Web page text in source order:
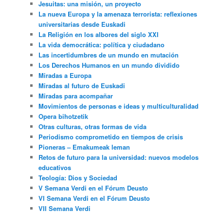
Jesuitas: una misión, un proyecto
La nueva Europa y la amenaza terrorista: reflexiones
universitarias desde Euskadi
La Religión en los albores del siglo XXI
La vida democrática: política y ciudadano
Las incertidumbres de un mundo en mutación
Los Derechos Humanos en un mundo dividido
Miradas a Europa
Miradas al futuro de Euskadi
Miradas para acompañar
Movimientos de personas e ideas y multiculturalidad
Opera bihotzetik
Otras culturas, otras formas de vida
Periodismo comprometido en tiempos de crisis
Pioneras – Emakumeak leman
Retos de futuro para la universidad: nuevos modelos
educativos
Teología: Dios y Sociedad
V Semana Verdi en el Fórum Deusto
VI Semana Verdi en el Fórum Deusto
VII Semana Verdi